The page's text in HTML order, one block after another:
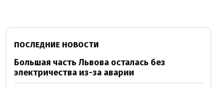
ПОСЛЕДНИЕ НОВОСТИ
Большая часть Львова осталась без
электричества из-за аварии